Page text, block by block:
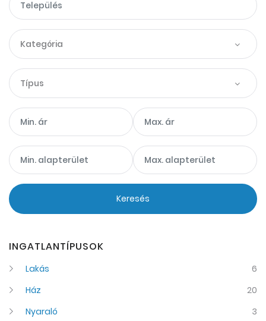
Kategória
Típus
Keresés
INGATLANTÍPUSOK
Lakás
6
Ház
20
Nyaraló
3